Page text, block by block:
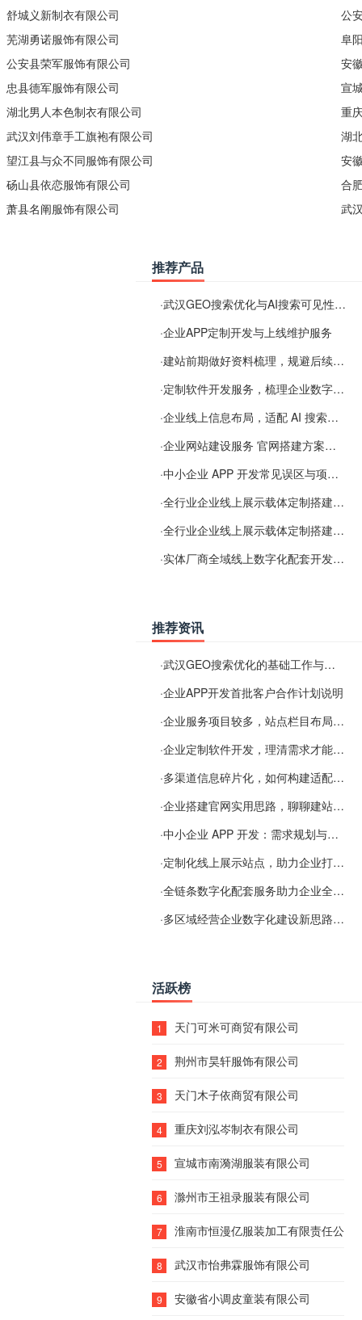
舒城义新制衣有限公司
芜湖勇诺服饰有限公司
公安县荣军服饰有限公司
忠县德军服饰有限公司
湖北男人本色制衣有限公司
武汉刘伟章手工旗袍有限公司
望江县与众不同服饰有限公司
砀山县依恋服饰有限公司
萧县名阐服饰有限公司
公
阜
安
宣
重
湖
安
合
武
推荐产品
·武汉GEO搜索优化与AI搜索可见性服务
·企业APP定制开发与上线维护服务
·建站前期做好资料梳理，规避后续各类使用难题
·定制软件开发服务，梳理企业数字化落地常见难点
·企业线上信息布局，适配 AI 搜索需要留意这些要点
·企业网站建设服务 官网搭建方案经验分享
·中小企业 APP 开发常见误区与项目规划实用经验
·全行业企业线上展示载体定制搭建服务
·全行业企业线上展示载体定制搭建服务
·实体厂商全域线上数字化配套开发与地域检索优化服务
推荐资讯
·武汉GEO搜索优化的基础工作与实施思路
·企业APP开发首批客户合作计划说明
·企业服务项目较多，站点栏目布局规划参考思路
·企业定制软件开发，理清需求才能提升数字化落地效率
·多渠道信息碎片化，如何构建适配 AI 检索的品牌信息源
·企业搭建官网实用思路，聊聊建站容易忽视的问题
·中小企业 APP 开发：需求规划与项目落地避坑经验分享
·定制化线上展示站点，助力企业打通线上经营渠道
·全链条数字化配套服务助力企业全域线上经营
·多区域经营企业数字化建设新思路：多端载体与地域检索一体化落地思路分享
活跃榜
1 天门可米可商贸有限公司
2 荆州市昊轩服饰有限公司
3 天门木子依商贸有限公司
4 重庆刘泓岑制衣有限公司
5 宣城市南漪湖服装有限公司
6 滁州市王祖录服装有限公司
7 淮南市恒漫亿服装加工有限责任公司
8 武汉市怡弗霖服饰有限公司
9 安徽省小调皮童装有限公司